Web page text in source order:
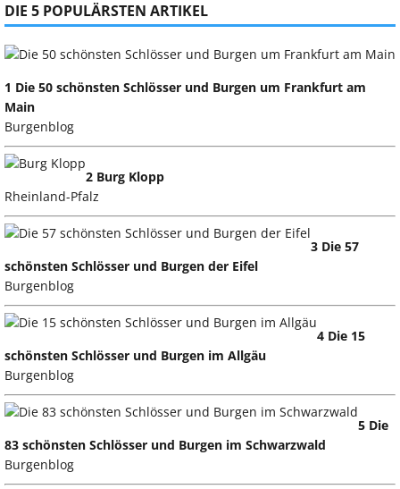
DIE 5 POPULÄRSTEN ARTIKEL
1 Die 50 schönsten Schlösser und Burgen um Frankfurt am
Main
Burgenblog
2 Burg Klopp
Rheinland-Pfalz
3 Die 57
schönsten Schlösser und Burgen der Eifel
Burgenblog
4 Die 15
schönsten Schlösser und Burgen im Allgäu
Burgenblog
5 Die
83 schönsten Schlösser und Burgen im Schwarzwald
Burgenblog